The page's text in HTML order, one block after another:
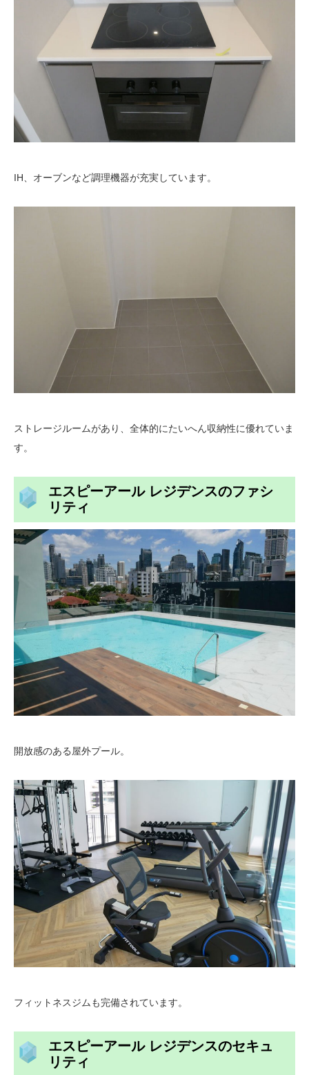
IH、オーブンなど調理機器が充実しています。
ストレージルームがあり、全体的にたいへん収納性に優れていま
す。
エスピーアール レジデンスのファシ
リティ
開放感のある屋外プール。
フィットネスジムも完備されています。
エスピーアール レジデンスのセキュ
リティ